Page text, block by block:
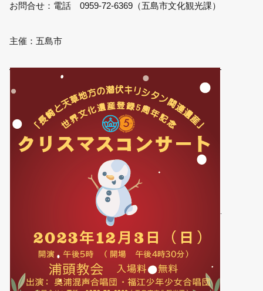
お問合せ：電話 0959-72-6369（五島市文化観光課）
主催：五島市